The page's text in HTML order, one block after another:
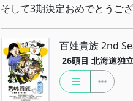
そして3期決定おめでとうご
百姓貴族 2nd
26頭目 北海道独